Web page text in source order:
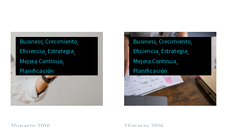
Business Crecimiento
Eficiencia Estrategia
Mejora Continua
Planificación
Business Crecimiento
Eficiencia Estrategia
Mejora Continua
Planificación